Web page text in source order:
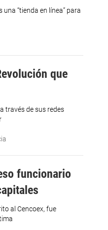
“tienda en línea” para
que
través de sus redes
funcionario
al Cencoex, fue